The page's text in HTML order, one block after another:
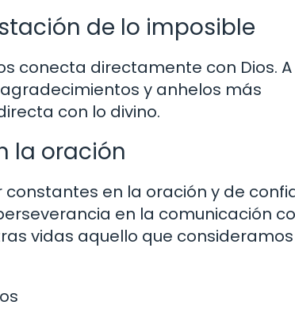
de lo imposible
conecta directamente con Dios.
y anhelos más
con lo divino.
la oración
constantes en la oración y de
en la comunicación
vidas aquello que consideramos